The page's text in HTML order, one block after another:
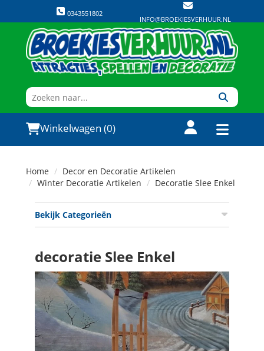
0343551802
INFO@BROEKIESVERHUUR.NL
Winkelwagen (0)
Home
Decor en Decoratie Artikelen
Winter Decoratie Artikelen
Decoratie Slee Enkel
Bekijk Categorieën
decoratie Slee Enkel